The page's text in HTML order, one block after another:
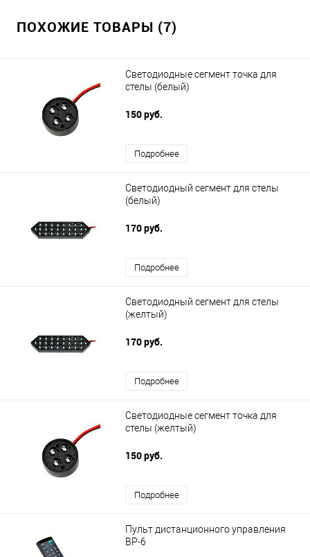
ПОХОЖИЕ ТОВАРЫ (7)
Светодиодные сегмент точка для
стелы (белый)
150 руб.
Подробнее
Светодиодный сегмент для стелы
(белый)
170 руб.
Подробнее
Светодиодный сегмент для стелы
(желтый)
170 руб.
Подробнее
Светодиодные сегмент точка для
стелы (желтый)
150 руб.
Подробнее
Пульт дистанционного управления
ВР-6